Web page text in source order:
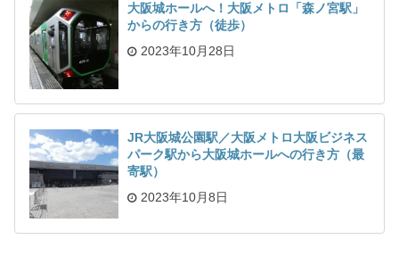
大阪城ホールへ！大阪メトロ「森ノ宮駅」
からの行き方（徒歩）
2023年10月28日
JR大阪城公園駅／大阪メトロ大阪ビジネス
パーク駅から大阪城ホールへの行き方（最
寄駅）
2023年10月8日